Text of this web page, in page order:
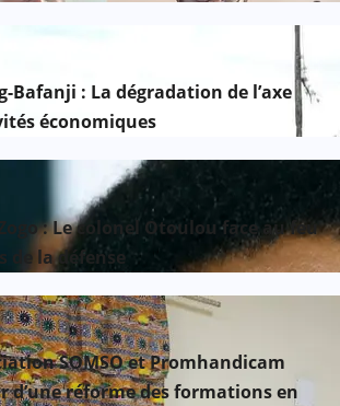
Bafanji : La dégradation de l’axe
économiques
: Le colonel Otoulou face au feu
de la défense
SOMSO et Promhandicam
réforme des formations en